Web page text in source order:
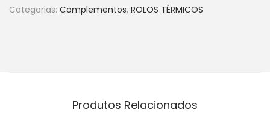
Categorias: Complementos, ROLOS TÉRMICOS
Produtos Relacionados